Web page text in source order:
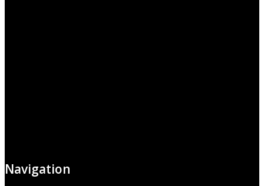
Navigation